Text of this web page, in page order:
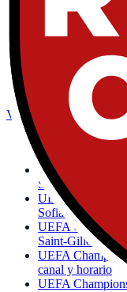
Hoy también
Otros partidos de
Ver toda la jornada→
UEFA
Fenerbahçe
UEFA
SofiaDónde ver:
UEFA
Sofia Dónde ver:
UEFA
Saint-Gilloise
UEFA
canal y horario
UEFA